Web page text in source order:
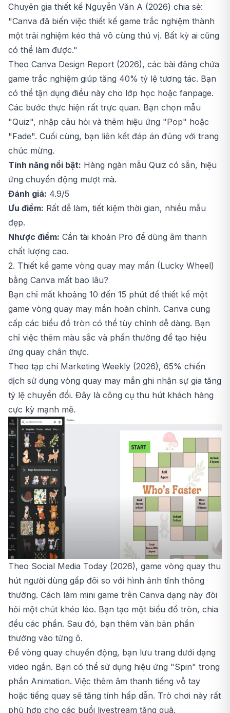
Chuyên gia thiết kế Nguyễn Văn A (2026) chia sẻ:
"Canva đã biến việc thiết kế game trắc nghiệm thành
một trải nghiệm kéo thả vô cùng thú vị. Bất kỳ ai cũng
có thể làm được."
Theo Canva Design Report (2026), các bài đăng chứa
game trắc nghiệm giúp tăng 40% tỷ lệ tương tác. Bạn
có thể tận dụng điều này cho lớp học hoặc fanpage.
Các bước thực hiện rất trực quan. Bạn chọn mẫu
"Quiz", nhập câu hỏi và thêm hiệu ứng "Pop" hoặc
"Fade". Cuối cùng, bạn liên kết đáp án đúng với trang
chúc mừng.
Tính năng nổi bật: Hàng ngàn mẫu Quiz có sẵn, hiệu
ứng chuyển động mượt mà.
Đánh giá: 4.9/5
Ưu điểm: Rất dễ làm, tiết kiệm thời gian, nhiều mẫu
đẹp.
Nhược điểm: Cần tài khoản Pro để dùng âm thanh
chất lượng cao.
2. Thiết kế game vòng quay may mắn (Lucky Wheel)
bằng Canva mất bao lâu?
Bạn chỉ mất khoảng 10 đến 15 phút để thiết kế một
game vòng quay may mắn hoàn chỉnh. Canva cung
cấp các biểu đồ tròn có thể tùy chỉnh dễ dàng. Bạn
chỉ việc thêm màu sắc và phần thưởng để tạo hiệu
ứng quay chân thực.
Theo tạp chí Marketing Weekly (2026), 65% chiến
dịch sử dụng vòng quay may mắn ghi nhận sự gia tăng
tỷ lệ chuyển đổi. Đây là công cụ thu hút khách hàng
cực kỳ mạnh mẽ.
Theo Social Media Today (2026), game vòng quay thu
hút người dùng gấp đôi so với hình ảnh tĩnh thông
thường. Cách làm mini game trên Canva dạng này đòi
hỏi một chút khéo léo. Bạn tạo một biểu đồ tròn, chia
đều các phần. Sau đó, bạn thêm văn bản phần
thưởng vào từng ô.
Để vòng quay chuyển động, bạn lưu trang dưới dạng
video ngắn. Bạn có thể sử dụng hiệu ứng "Spin" trong
phần Animation. Việc thêm âm thanh tiếng vỗ tay
hoặc tiếng quay sẽ tăng tính hấp dẫn. Trò chơi này rất
phù hợp cho các buổi livestream tặng quà.